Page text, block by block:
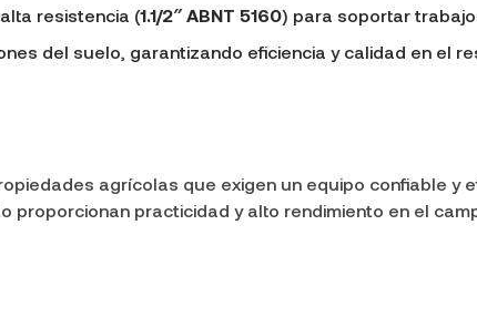
resistencia (1.1/2″ ABNT 5160) para soportar
del suelo, garantizando eficiencia y calidad en el
agrícolas que exigen un equipo confiable y
proporcionan practicidad y alto rendimiento en el